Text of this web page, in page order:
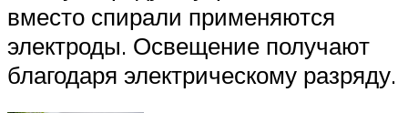
вместо спирали применяются
электроды. Освещение получают
благодаря электрическому разряду.